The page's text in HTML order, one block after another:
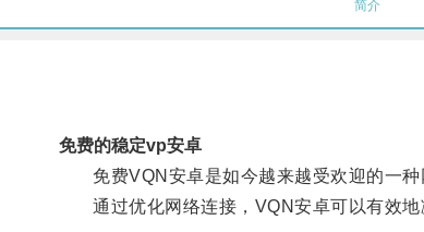
简介
免费的稳定vp安卓
免费VQN安卓是如今越来越受欢迎的一种
通过优化网络连接，VQN安卓可以有效地